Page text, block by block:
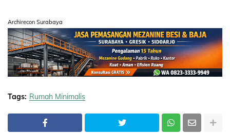
Archirecon Surabaya
Tags: Rumah Minimalis